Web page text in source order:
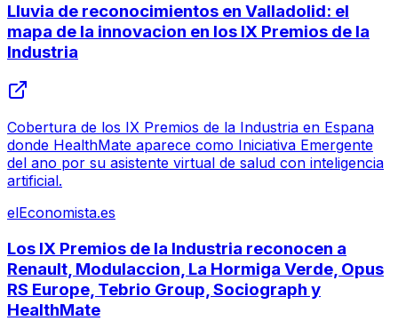
Lluvia de reconocimientos en Valladolid: el
mapa de la innovacion en los IX Premios de la
Industria
Cobertura de los IX Premios de la Industria en Espana
donde HealthMate aparece como Iniciativa Emergente
del ano por su asistente virtual de salud con inteligencia
artificial.
elEconomista.es
Los IX Premios de la Industria reconocen a
Renault, Modulaccion, La Hormiga Verde, Opus
RS Europe, Tebrio Group, Sociograph y
HealthMate